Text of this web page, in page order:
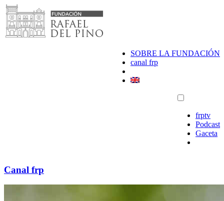
Saltar
al
contenido
SOBRE LA FUNDACIÓN
canal frp
frptv
Podcast
Gaceta
Canal frp